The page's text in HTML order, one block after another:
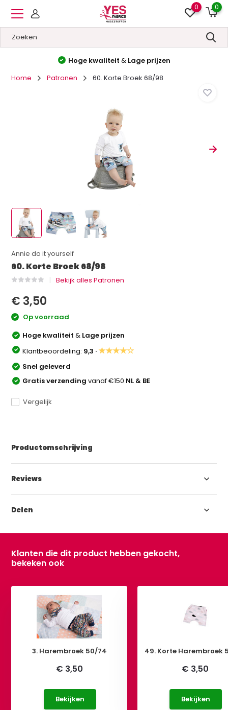
0 0
Hoge kwaliteit & Lage prijzen
Home
Patronen 60. Korte Broek 68/98
Annie do it yourself
60. Korte Broek 68/98
Bekijk alles Patronen
€ 3,50
Op voorraad
Hoge kwaliteit& Lage prijzen
Klantbeoordeling: 9,3 ·★★★★☆
Snel geleverd
Gratis verzendingvanaf €150 NL & BE
Vergelijk
Productomschrijving
Reviews
Delen
Klanten die dit product hebben gekocht,
bekeken ook
3. Harembroek 50/74
€ 3,50
Bekijken
49. Korte Harembroek
€ 3,50
Bekijken